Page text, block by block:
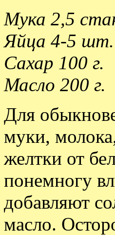
Мука 2,5
Яйца 4-5 шт.
Сахар 100 г.
Масло 200 г.
Для
муки,
желтки от
понемногу
добавляют
масло.